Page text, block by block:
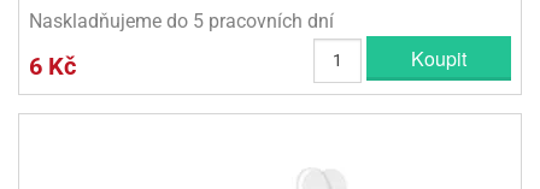
Naskladňujeme do 5 pracovních dní
6 Kč Koupit